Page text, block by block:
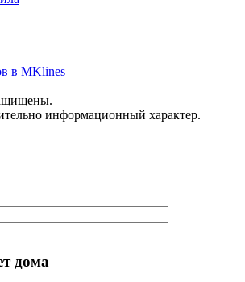
в MKlines
информационный характер.
дома